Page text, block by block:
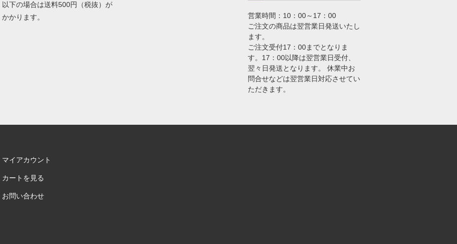
以下の場合は送料500円（税抜）が
かかります。
営業時間：10：00～17：00
ご注文の商品は翌営業日発送いたし
ます。
ご注文受付17：00までとなりま
す。17：00以降は翌営業日受付、
翌々日発送となります。 休業中お
問合せなどは翌営業日対応させてい
ただきます。
マイアカウント
カートを見る
お問い合わせ